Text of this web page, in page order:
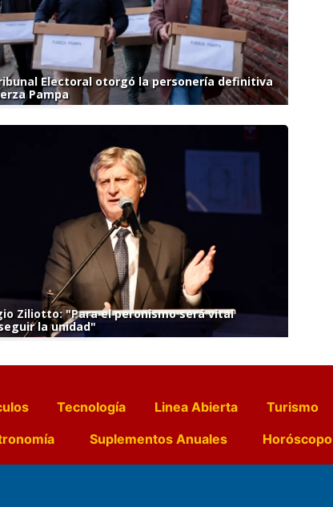
Electoral otorgó la personería definitiva
Pampa
Ziliotto: "Para el peronismo será vital
la unidad"
Tecnología Linea Abierta Turismo
Suplementos Anuales Horóscopo